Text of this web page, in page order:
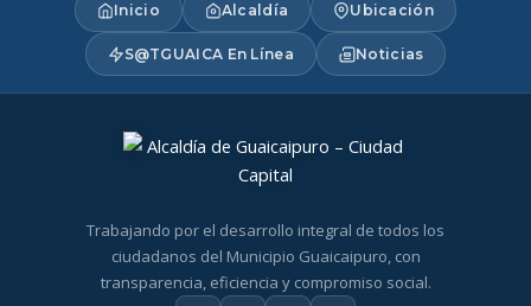
Inicio Alcaldía Ubicación
S@TGUAICA En Línea Noticias
Trabajando por el desarrollo integral de todos los
ciudadanos del Municipio Guaicaipuro, con
transparencia, eficiencia y compromiso social.